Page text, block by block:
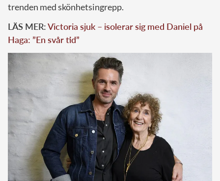
trenden med skönhetsingrepp.
LÄS MER:Victoria sjuk – isolerar sig med Daniel på
Haga: ”En svår tid”